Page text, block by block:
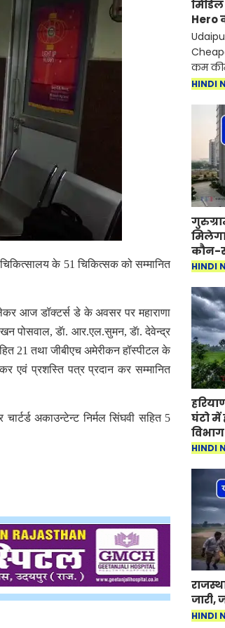
के 51 चिकित्सक को सम्मानित
लेकर आज डॉक्टर्स डे के अवसर पर महाराणा
पोसवाल, डॅा. आर.एल.सुमन, डॅा. देवेन्द्र
21 तथा जीबीएच अमेरीकन हॉस्पीटल के
एवं प्रशस्ति पत्र प्रदान कर सम्मानित
अकाउन्टेन्ट निर्मल सिंघवी सहित 5
Hero
कम
बाइक
मौजूद
HINDI
कौन-
HINDI
घंटो में
HINDI
जारी,
HINDI